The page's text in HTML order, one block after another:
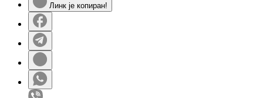
Линк је копиран!